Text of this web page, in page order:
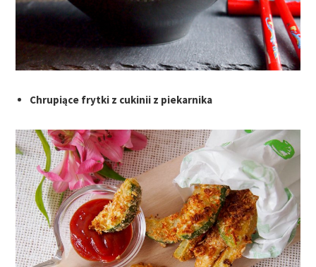
Chrupiące frytki z cukinii z piekarnika